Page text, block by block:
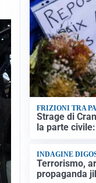
FRIZIONI TRA
Strage di
la parte
INDAGINE
Terrorismo,
propaganda